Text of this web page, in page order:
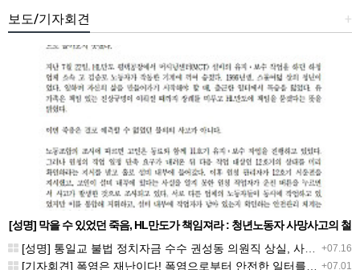
+
보도/기자회견
[성명] 막을 수 있었던 죽음, HL만도가 책임져라 : 청년노동자 사망사고의 철
저한 진상규명과 재발방지 대책 마련하라
+07.16
[성명] 통일교 불법 정치자금 수수 권성동 의원직 상실, 사필귀정이다
+07.01
[기자회견] 폭염은 재난이다! 폭염으로부터 안전한 일터를 위한 민주노총 강원지역본부 폭염감시단 선포 기자회견